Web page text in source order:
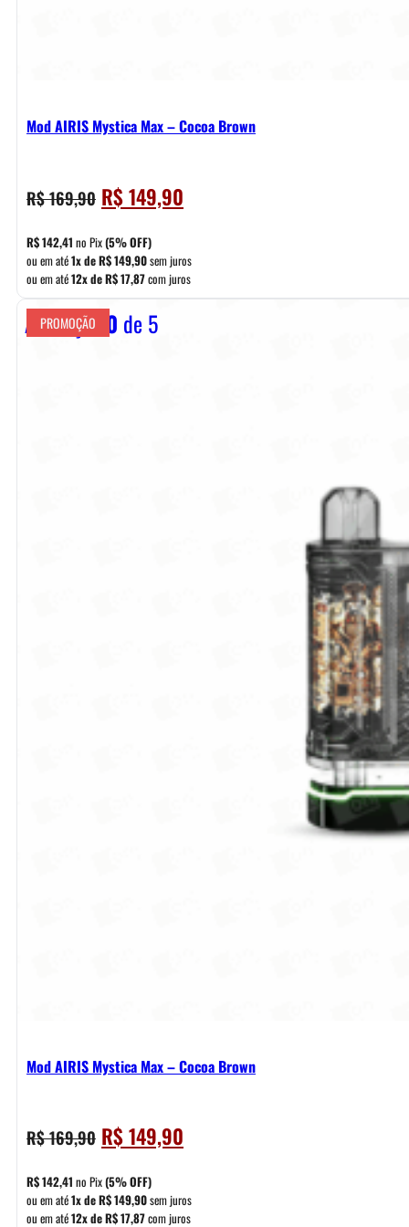
Mod AIRIS Mystica Max – Cocoa Brown
R$169,90 O
preço
original
era:
R$ 169,90.
R$149,90
preço
é:
R$ 149,90.
R$142,41 no Pix(5% OFF)
ou em até1x deR$149,90sem juros
ou em até12x deR$17,87com juros
Avaliação 0 de 5
PROMOÇÃO
Mod AIRIS Mystica Max – Cocoa Brown
R$169,90 O
preço
original
era:
R$149,90
preço
é:
R$142,41 no Pix(5% OFF)
ou em até1x deR$149,90sem juros
ou em até12x deR$17,87com juros